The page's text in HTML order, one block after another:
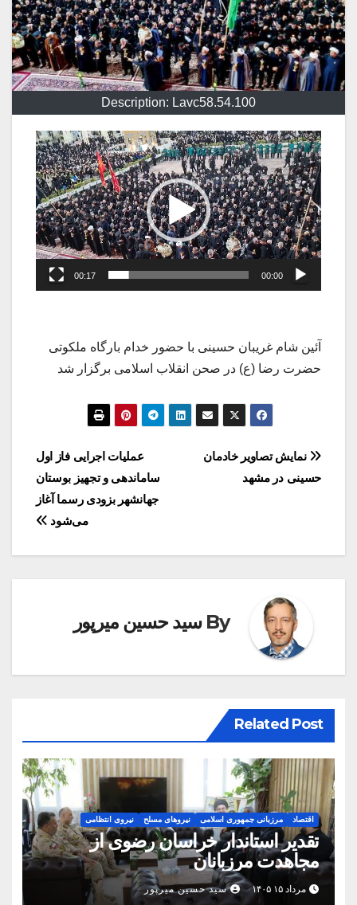
Description: Lavc58.54.100
نمایشگر
ویدیو
00:00
00:17
آئین شام غریبان حسینی با حضور خدام بارگاه ملکوتی
حضرت رضا (ع) در صحن انقلاب اسلامی برگزار شد
راهبری
نوشته
عملیات اجرایی فاز اول
ساماندهی و تجهیز بوستان
جها‌‌نشهر بزودی رسما آغاز
می‌شود
نمایش تصاویر خادمان
حسینی در مشهد
By سید حسین میرپور
Related Post
اقتصاد مرزبانی جمهوری اسلامی نیروهای مسلح نیروی انتظامی
تقدیر استاندار خراسان رضوی از
مجاهدت مرزبانان
مرداد ۱۵ ۱۴۰۵ سید حسین میرپور